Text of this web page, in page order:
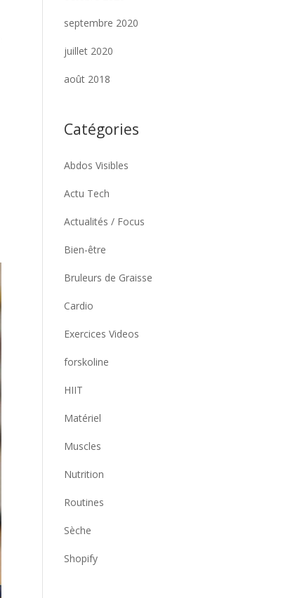
septembre 2020
juillet 2020
août 2018
Catégories
Abdos Visibles
Actu Tech
Actualités / Focus
Bien-être
Bruleurs de Graisse
Cardio
Exercices Videos
forskoline
HIIT
Matériel
Muscles
Nutrition
Routines
Sèche
Shopify